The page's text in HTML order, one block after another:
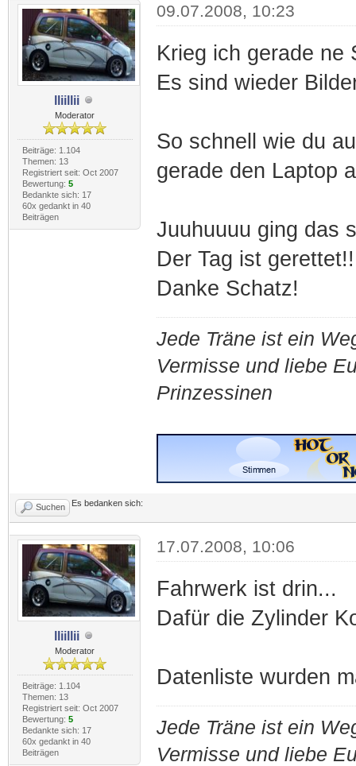
lliillii
Moderator
Beiträge: 1.104
Themen: 13
Registriert seit: Oct 2007
Bewertung: 5
Bedankte sich: 17
60x gedankt in 40
Beiträgen
09.07.2008, 10:23
Krieg ich gerade ne
Es sind wieder
So schnell wie du
gerade den Laptop
Juuhuuuu ging das
Der Tag ist
Danke Schatz!
Jede Träne ist ein
Vermisse und liebe
Prinzessinen
Suchen Es bedanken sich:
lliillii
Moderator
Beiträge: 1.104
Themen: 13
Registriert seit: Oct 2007
Bewertung: 5
Bedankte sich: 17
60x gedankt in 40
Beiträgen
17.07.2008, 10:06
Fahrwerk ist drin...
Dafür die Zylinder
Datenliste wurden
Jede Träne ist ein
Vermisse und liebe